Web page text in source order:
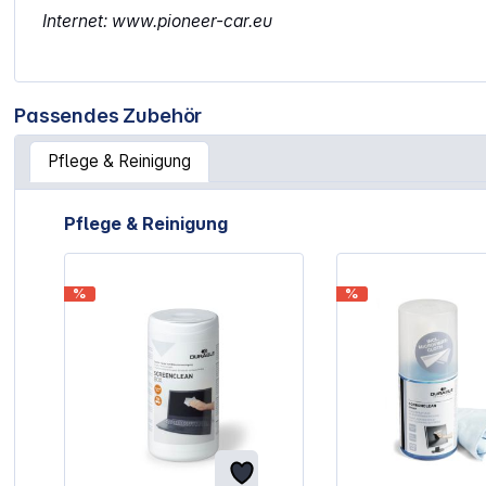
Internet: www.pioneer-car.eu
Passendes Zubehör
Pflege & Reinigung
Artikelgalerie überspringen
Pflege & Reinigung
% %